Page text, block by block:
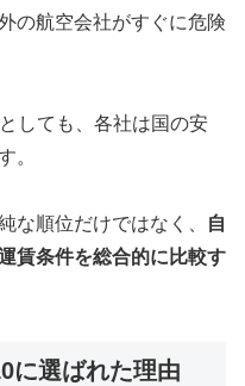
の航空会社がすぐに危険
しても、各社は国の安
。
な順位だけではなく、
自
賃条件を総合的に比較す
に選ばれた理由